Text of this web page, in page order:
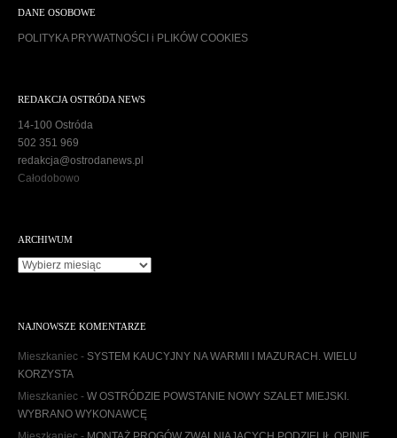
DANE OSOBOWE
POLITYKA PRYWATNOŚCI i PLIKÓW COOKIES
REDAKCJA OSTRÓDA NEWS
14-100 Ostróda
502 351 969
redakcja@ostrodanews.pl
Całodobowo
ARCHIWUM
A
w
u
NAJNOWSZE KOMENTARZE
Mieszkaniec - SYSTEM KAUCYJNY NA WARMII I MAZURACH. WIELU
KORZYSTA
Mieszkaniec - W OSTRÓDZIE POWSTANIE NOWY SZALET MIEJSKI.
WYBRANO WYKONAWCĘ